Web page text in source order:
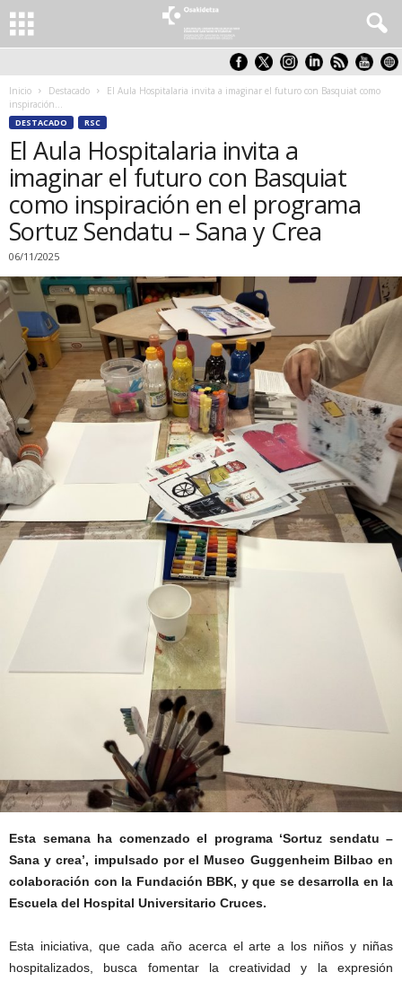
Inicio Destacado
El Aula Hospitalaria invita a imaginar el futuro con Basquiat como
inspiración...
DESTACADO RSC
El Aula Hospitalaria invita a
imaginar el futuro con Basquiat
como inspiración en el programa
Sortuz Sendatu – Sana y Crea
06/11/2025
Esta semana ha comenzado el programa ‘Sortuz sendatu –
Sana y crea’, impulsado por el Museo Guggenheim Bilbao en
colaboración con la Fundación BBK, y que se desarrolla en la
Escuela del Hospital Universitario Cruces.
Esta iniciativa, que cada año acerca el arte a los niños y niñas
hospitalizados, busca fomentar la creatividad y la expresión